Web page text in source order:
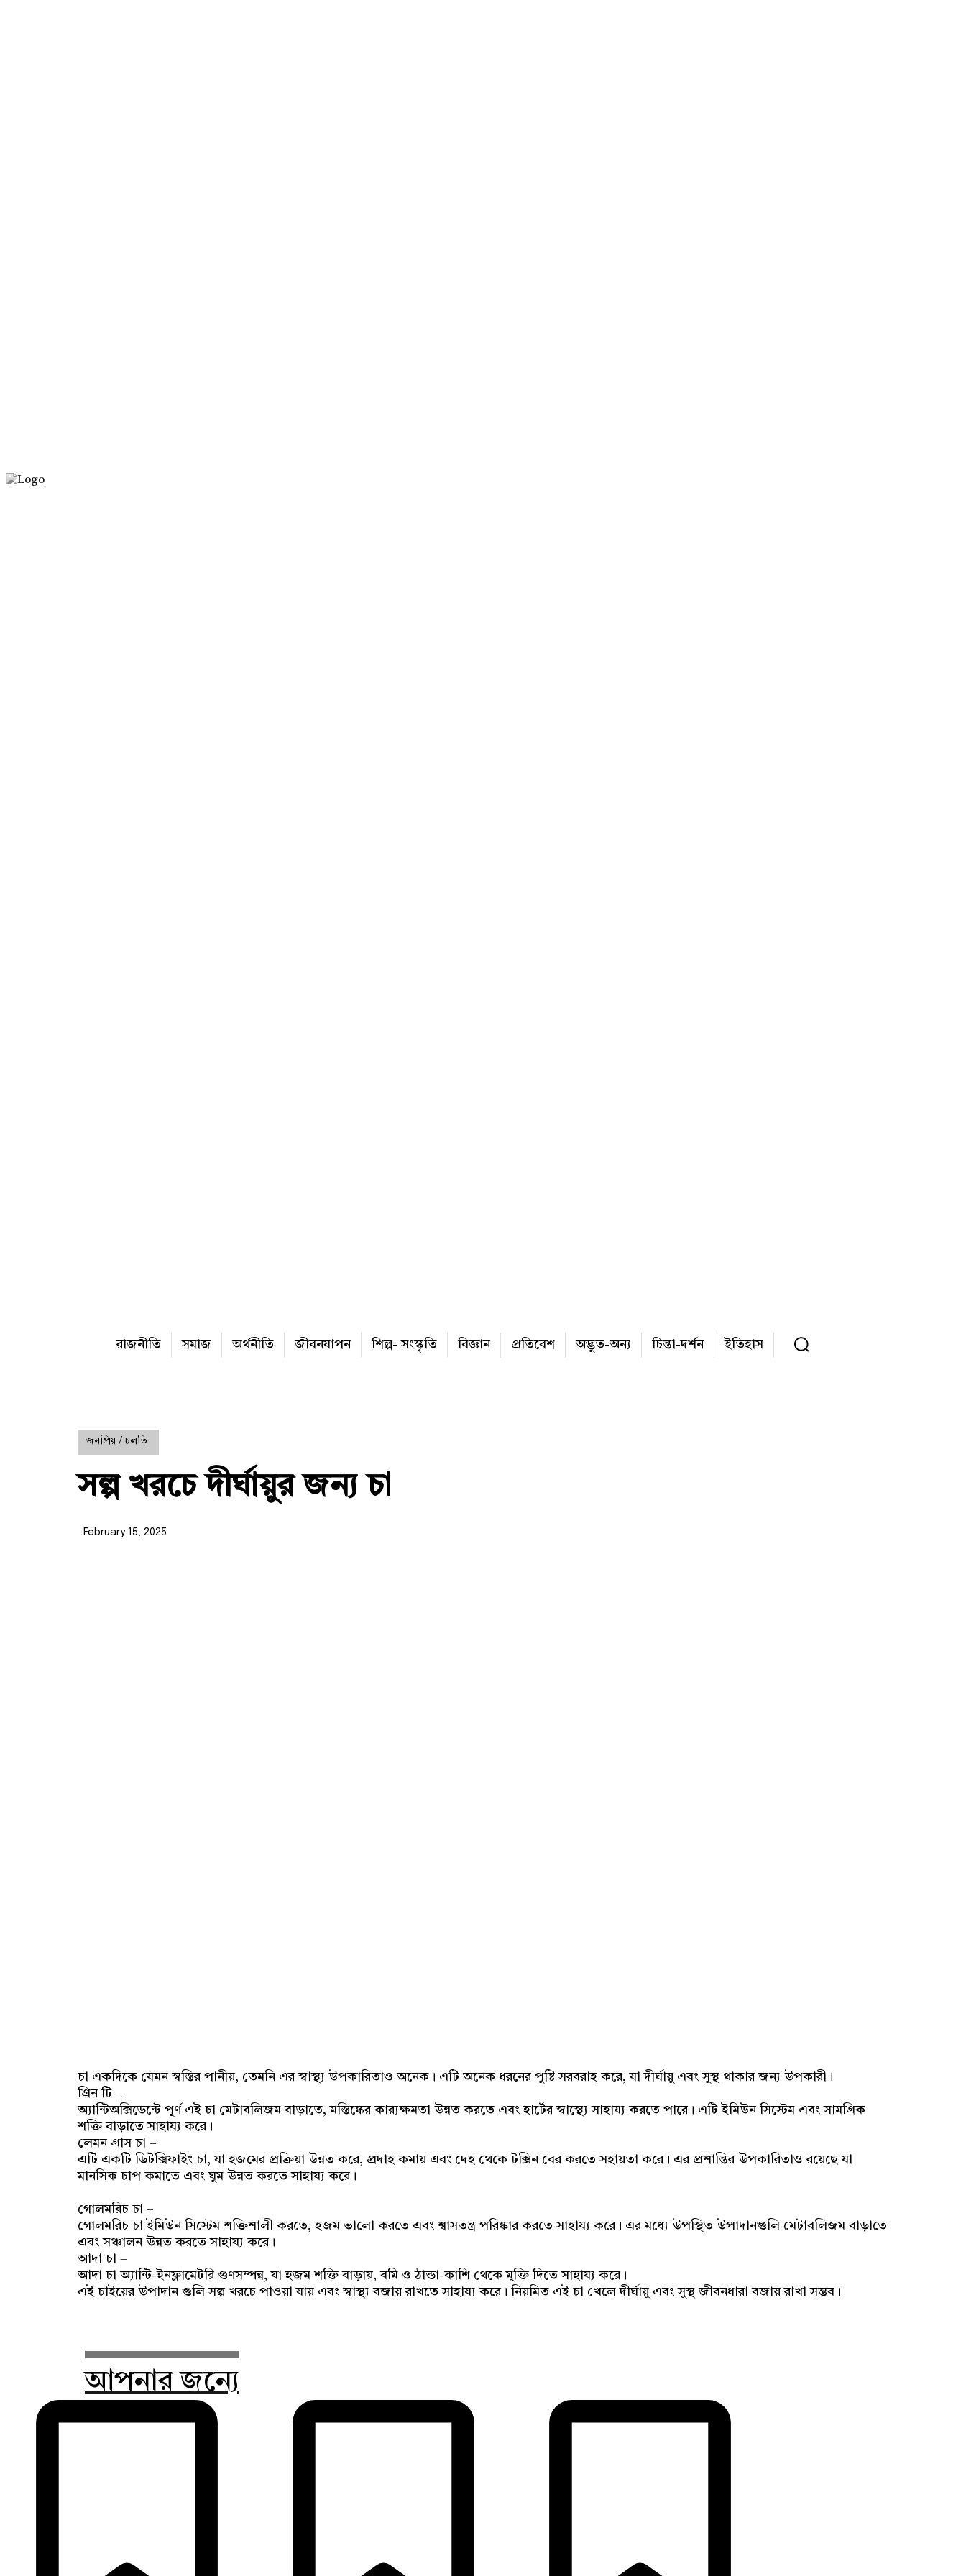
রাজনীতি সমাজ অর্থনীতি জীবনযাপন শিল্প- সংস্কৃতি বিজ্ঞান প্রতিবেশ অদ্ভুত-অন্য চিন্তা-দর্শন ইতিহাস
জনপ্রিয় / চলতি
সল্প খরচে দীর্ঘায়ুর জন্য চা
February 15, 2025
চা একদিকে যেমন স্বস্তির পানীয়, তেমনি এর স্বাস্থ্য উপকারিতাও অনেক। এটি অনেক ধরনের পুষ্টি সরবরাহ করে, যা দীর্ঘায়ু এবং সুস্থ থাকার জন্য উপকারী।
গ্রিন টি –
অ্যান্টিঅক্সিডেন্টে পূর্ণ এই চা মেটাবলিজম বাড়াতে, মস্তিষ্কের কার‍্যক্ষমতা উন্নত করতে এবং হার্টের স্বাস্থ্যে সাহায্য করতে পারে। এটি ইমিউন সিস্টেম এবং সামগ্রিক
শক্তি বাড়াতে সাহায্য করে।
লেমন গ্রাস চা –
এটি একটি ডিটক্সিফাইং চা, যা হজমের প্রক্রিয়া উন্নত করে, প্রদাহ কমায় এবং দেহ থেকে টক্সিন বের করতে সহায়তা করে। এর প্রশান্তির উপকারিতাও রয়েছে যা
মানসিক চাপ কমাতে এবং ঘুম উন্নত করতে সাহায্য করে।
গোলমরিচ চা –
গোলমরিচ চা ইমিউন সিস্টেম শক্তিশালী করতে, হজম ভালো করতে এবং শ্বাসতন্ত্র পরিষ্কার করতে সাহায্য করে। এর মধ্যে উপস্থিত উপাদানগুলি মেটাবলিজম বাড়াতে
এবং সঞ্চালন উন্নত করতে সাহায্য করে।
আদা চা –
আদা চা অ্যান্টি-ইনফ্লামেটরি গুণসম্পন্ন, যা হজম শক্তি বাড়ায়, বমি ও ঠান্ডা-কাশি থেকে মুক্তি দিতে সাহায্য করে।
এই চাইয়ের উপাদান গুলি সল্প খরচে পাওয়া যায় এবং স্বাস্থ্য বজায় রাখতে সাহায্য করে। নিয়মিত এই চা খেলে দীর্ঘায়ু এবং সুস্থ জীবনধারা বজায় রাখা সম্ভব।
আপনার জন্যে